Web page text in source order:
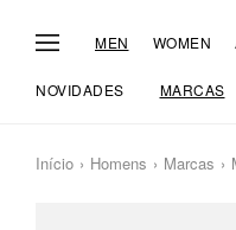
MEN WOMEN
NOVIDADES MARCAS
Início Homens Marcas